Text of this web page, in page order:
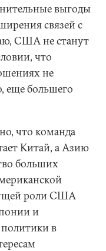
выгоды
связей с
США не станут
что
не
еще большего
что команда
Китай, а Азию
больших
роли США
и
в